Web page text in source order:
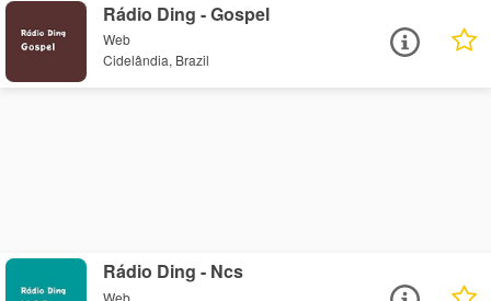
Rádio Ding - Gospel
Web
Cidelândia, Brazil
Rádio Ding - Ncs
Web